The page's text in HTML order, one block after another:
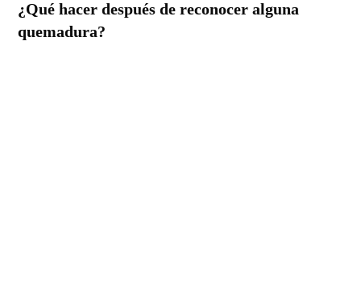
¿Qué hacer después de reconocer alguna
quemadura?